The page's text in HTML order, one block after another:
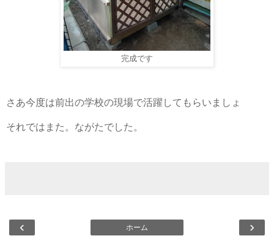
完成です
さあ今度は前出の学校の現場で活躍してもらいましょ
それではまた。ながたでした。
‹ ›
ホーム